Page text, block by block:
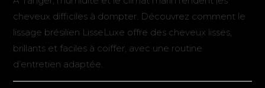
cheveux difficiles à dompter. Découvrez comment le
lissage brésilien LisseLuxe offre des cheveux lisses,
brillants et faciles à coiffer, avec une routine
d’entretien adaptée.